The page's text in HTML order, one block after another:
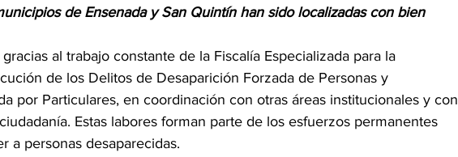
de Ensenada y San Quintín han sido localizadas con bien
al trabajo constante de la Fiscalía Especializada para la
de los Delitos de Desaparición Forzada de Personas y
por Particulares, en coordinación con otras áreas institucionales y con
Estas labores forman parte de los esfuerzos permanentes
a personas desaparecidas.